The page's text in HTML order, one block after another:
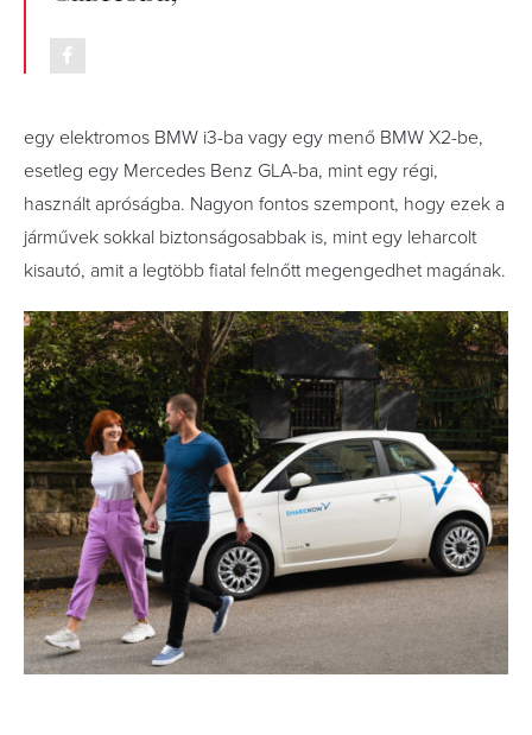
egy elektromos BMW i3-ba vagy egy menő BMW X2-be,
esetleg egy Mercedes Benz GLA-ba, mint egy régi,
használt apróságba. Nagyon fontos szempont, hogy ezek a
járművek sokkal biztonságosabbak is, mint egy leharcolt
kisautó, amit a legtöbb fiatal felnőtt megengedhet magának.